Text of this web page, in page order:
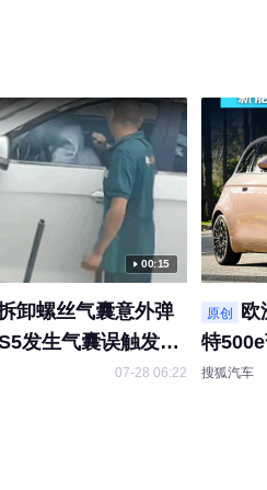
00:15
卸螺丝气囊意外弹
发生气囊误触发事
等待检测结论定夺
07-28 06:22
原创
欧
特
搜狐汽车